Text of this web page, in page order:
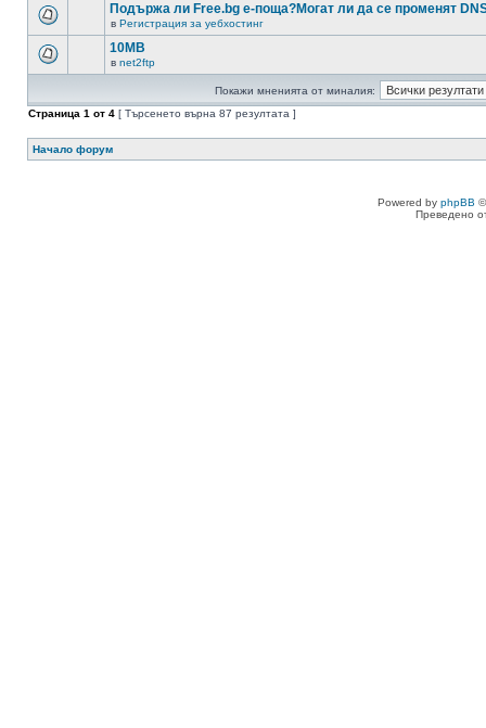
Подържа ли Free.bg е-поща?Могат ли да се променят
в Регистрация за уебхостинг
10MB
в net2ftp
Покажи мненията от миналия:
Страница 1 от 4 [ Търсенето върна 87 резултата ]
Начало форум
Powered by phpBB
Преведено